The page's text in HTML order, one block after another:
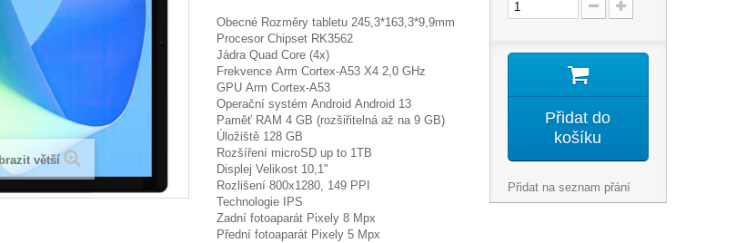
větší
Obecné Rozměry tabletu 245,3*163,3*9,9mm
Procesor Chipset RK3562
Jádra Quad Core (4x)
Frekvence Arm Cortex-A53 X4 2,0 GHz
GPU Arm Cortex-A53
Operační systém Android Android 13
Paměť RAM 4 GB (rozšiřitelná až na 9 GB)
Úložiště 128 GB
Rozšíření microSD up to 1TB
Displej Velikost 10,1"
Rozlišení 800x1280, 149 PPI
Technologie IPS
Zadní fotoaparát Pixely 8 Mpx
Přední fotoaparát Pixely 5 Mpx
Přidat do
košíku
Přidat na seznam přání